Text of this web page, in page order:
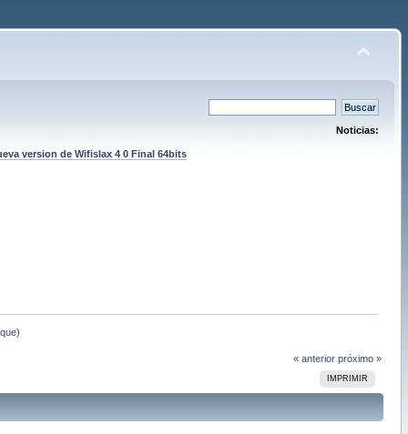
Noticias:
version de Wifislax 4 0 Final 64bits
« anterior próximo »
IMPRIMIR